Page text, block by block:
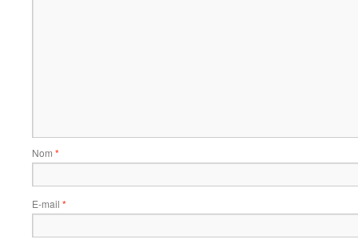
Nom *
E-mail *